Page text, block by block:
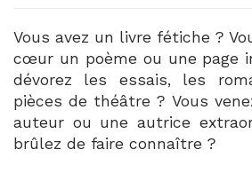
Vous avez un livre fétiche ?
cœur un poème ou une page
dévorez les essais, les
pièces de théâtre ? Vous
auteur ou une autrice
brûlez de faire connaître ?